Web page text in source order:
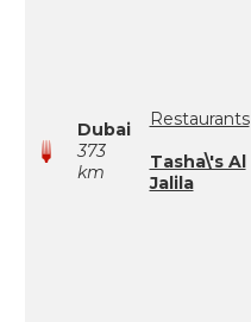
Dubai
373
km
Restaurants
Tasha\'s Al
Jalila